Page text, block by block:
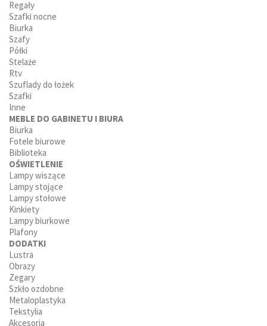
Regały
Szafki nocne
Biurka
Szafy
Półki
Stelaże
Rtv
Szuflady do łożek
Szafki
Inne
MEBLE DO GABINETU I BIURA
Biurka
Fotele biurowe
Biblioteka
OŚWIETLENIE
Lampy wiszące
Lampy stojące
Lampy stołowe
Kinkiety
Lampy biurkowe
Plafony
DODATKI
Lustra
Obrazy
Zegary
Szkło ozdobne
Metaloplastyka
Tekstylia
Akcesoria